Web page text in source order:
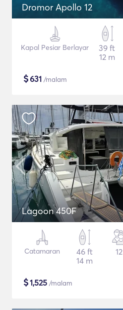
Dromor Apollo 12
Kapal Pesiar Berlayar
39 ft
12 m
$631 /malam
Lagoon 450F
Catamaran
46 ft
14 m
12
$1,525 /malam